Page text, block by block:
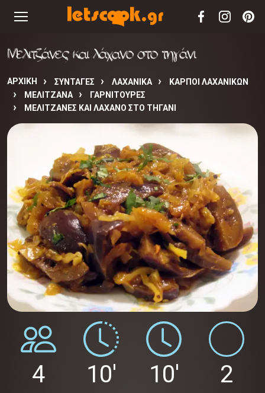
Μελιτζάνες και λάχανο στο τηγάνι
ΑΡΧΙΚΉ ΣΥΝΤΑΓΈΣ ΛΑΧΑΝΙΚΑ
ΚΑΡΠΟΙ ΛΑΧΑΝΙΚΩΝ
ΜΕΛΙΤΖΑΝΑ
ΓΑΡΝΙΤΟΥΡΕΣ
ΜΕΛΙΤΖΆΝΕΣ ΚΑΙ ΛΆΧΑΝΟ ΣΤΟ ΤΗΓΆΝΙ
4 10' 10' 2